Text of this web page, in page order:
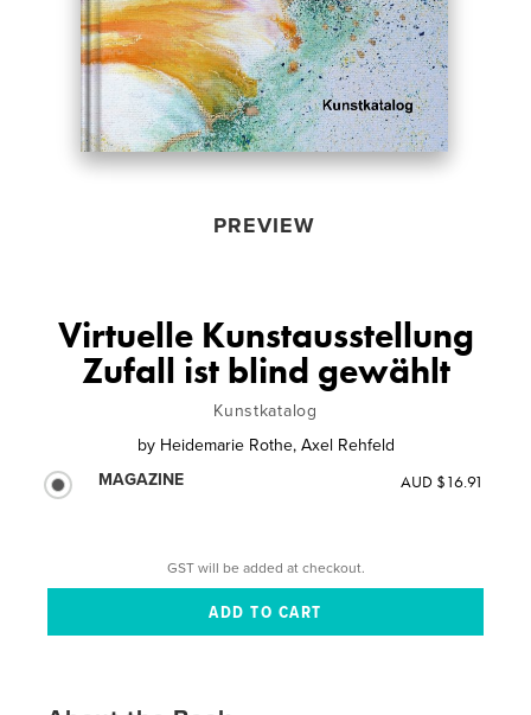
PREVIEW
Virtuelle Kunstausstellung
Zufall ist blind gewählt
Kunstkatalog
by Heidemarie Rothe, Axel Rehfeld
MAGAZINE
AUD $16.91
GST will be added at checkout.